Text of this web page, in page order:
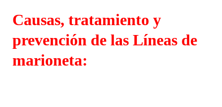
Causas, tratamiento y
prevención de las Líneas de
marioneta: